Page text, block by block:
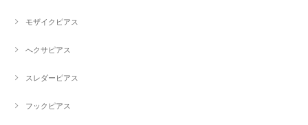
モザイクピアス
へクサピアス
スレダーピアス
フックピアス